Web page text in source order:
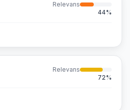
Relevans
44%
Relevans
72%